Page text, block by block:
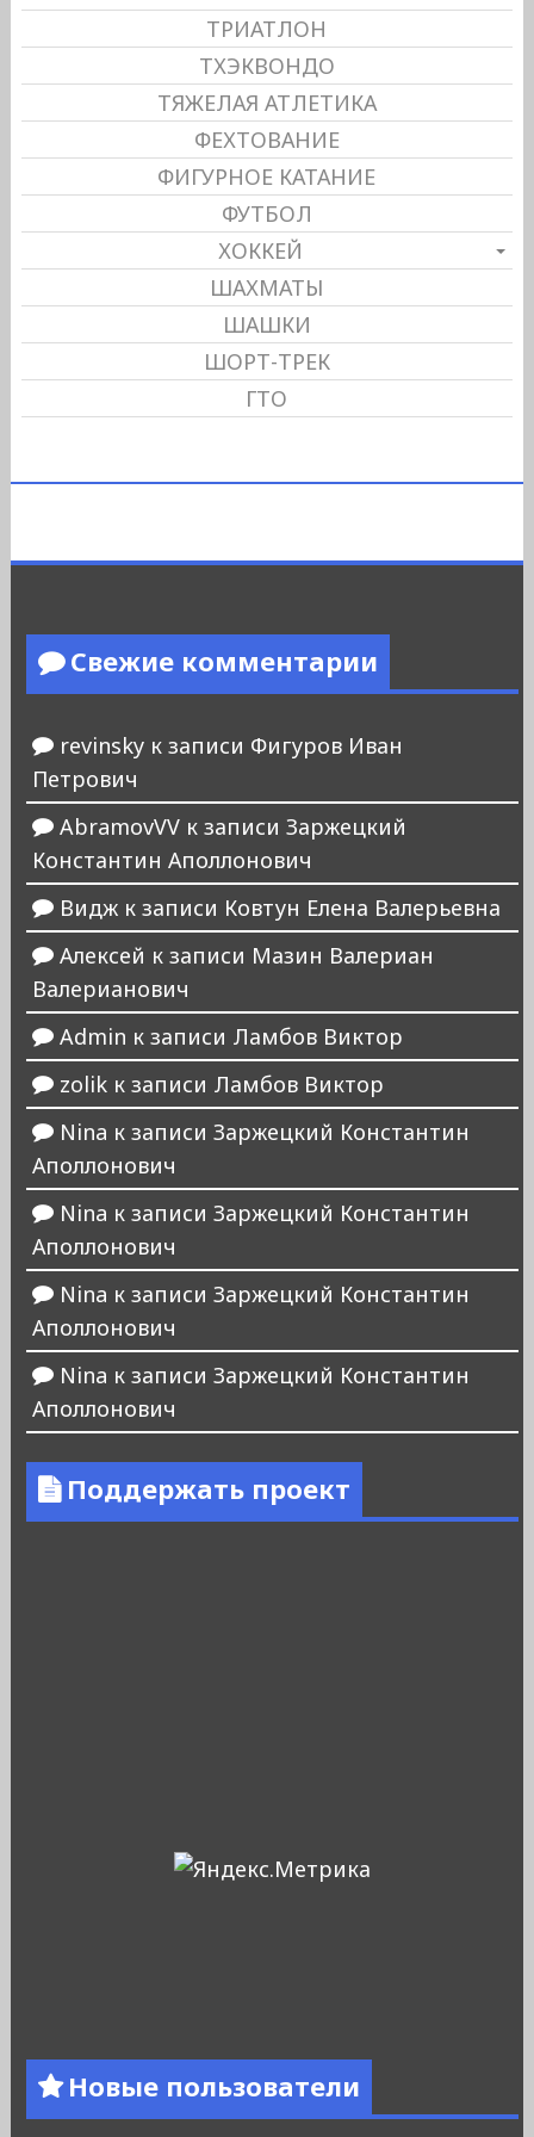
ТРИАТЛОН
ТХЭКВОНДО
ТЯЖЕЛАЯ АТЛЕТИКА
ФЕХТОВАНИЕ
ФИГУРНОЕ КАТАНИЕ
ФУТБОЛ
ХОККЕЙ
ШАХМАТЫ
ШАШКИ
ШОРТ-ТРЕК
ГТО
Свежие комментарии
revinskyк записи Фигуров Иван
Петрович
AbramovVVк записи Заржецкий
Константин Аполлонович
Виджк записи Ковтун Елена Валерьевна
Алексей к записи Мазин Валериан
Валерианович
Admin к записи Ламбов Виктор
zolikк записи Ламбов Виктор
Nina к записи Заржецкий Константин
Аполлонович
Nina к записи Заржецкий Константин
Аполлонович
Nina к записи Заржецкий Константин
Аполлонович
Nina к записи Заржецкий Константин
Аполлонович
Поддержать проект
Новые пользователи